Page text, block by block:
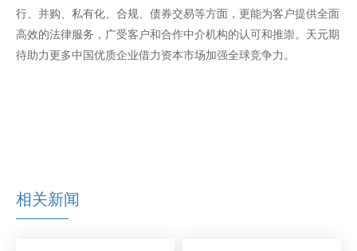
行、并购、私有化、合规、债券交易等方面，更能为客户提供全面
高效的法律服务，广受客户和合作中介机构的认可和推崇。天元期
待助力更多中国优质企业借力资本市场加强全球竞争力。
相关新闻